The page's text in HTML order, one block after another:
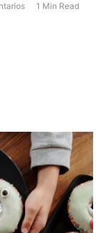
1 Min Read